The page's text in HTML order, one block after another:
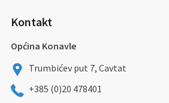
Kontakt
Općina Konavle
Trumbićev put 7, Cavtat
+385 (0)20 478401